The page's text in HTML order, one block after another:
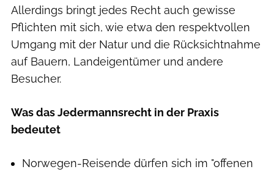
Allerdings bringt jedes Recht auch gewisse
Pflichten mit sich, wie etwa den respektvollen
Umgang mit der Natur und die Rücksichtnahme
auf Bauern, Landeigentümer und andere
Besucher.
Was das Jedermannsrecht in der Praxis
bedeutet
Norwegen-Reisende dürfen sich im "offenen